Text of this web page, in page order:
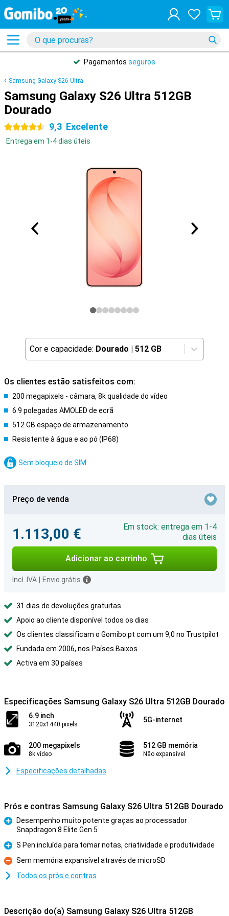
Pagamentos seguros
Samsung Galaxy S26 Ultra
Samsung Galaxy S26 Ultra 512GB
Dourado
4.5 estrelas 9,3 Excelente
Entrega em 1-4 dias úteis
Cor e capacidade: Dourado | 512 GB
Os clientes estão satisfeitos com:
200 megapixels - câmara, 8k qualidade do vídeo
6.9 polegadas AMOLED de ecrã
512 GB espaço de armazenamento
Resistente à água e ao pó (IP68)
Sem bloqueio de SIM
Preço de venda
1.113,00 €
Em stock: entrega em 1-4
dias úteis
Adicionar ao carrinho
Incl. IVA Envio grátis
31 dias de devoluções gratuitas
Apoio ao cliente disponível todos os dias
Os clientes classificam o Gomibo.pt com um 9,0 no Trustpilot
Fundada em 2006, nos Países Baixos
Activa em 30 países
Especificações Samsung Galaxy S26 Ultra 512GB Dourado
6.9 inch
3120x1440 pixels
5G-internet
200 megapixels
8k vídeo
512 GB memória
Não expansível
Especificações detalhadas
Prós e contras Samsung Galaxy S26 Ultra 512GB Dourado
Prós
Desempenho muito potente graças ao processador
Snapdragon 8 Elite Gen 5
Prós
S Pen incluída para tomar notas, criatividade e produtividade
Contras
Sem memória expansível através de microSD
Todos os prós e contras
Descrição do(a) Samsung Galaxy S26 Ultra 512GB